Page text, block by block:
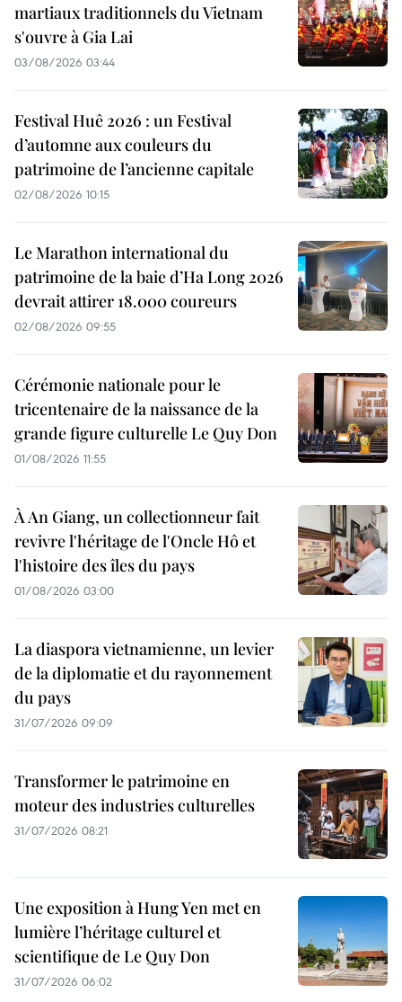
martiaux traditionnels du Vietnam
s'ouvre à Gia Lai
03/08/2026 03:44
Festival Huê 2026 : un Festival
d’automne aux couleurs du
patrimoine de l’ancienne capitale
02/08/2026 10:15
Le Marathon international du
patrimoine de la baie d’Ha Long 2026
devrait attirer 18.000 coureurs
02/08/2026 09:55
Cérémonie nationale pour le
tricentenaire de la naissance de la
grande figure culturelle Le Quy Don
01/08/2026 11:55
À An Giang, un collectionneur fait
revivre l'héritage de l'Oncle Hô et
l'histoire des îles du pays
01/08/2026 03:00
La diaspora vietnamienne, un levier
de la diplomatie et du rayonnement
du pays
31/07/2026 09:09
Transformer le patrimoine en
moteur des industries culturelles
31/07/2026 08:21
Une exposition à Hung Yen met en
lumière l’héritage culturel et
scientifique de Le Quy Don
31/07/2026 06:02